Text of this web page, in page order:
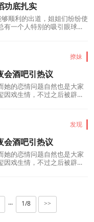
功底扎实
顺利的出道，姐姐们纷纷使
有一个人特别的吸引眼球，
撩妹
会酒吧引热议
的恋情问题自然也是大家
因戏生情，不过之后被辟谣
发现
会酒吧引热议
的恋情问题自然也是大家
因戏生情，不过之后被辟谣
··· 1/8 >>